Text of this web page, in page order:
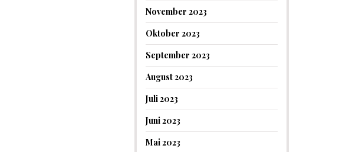
November 2023
Oktober 2023
September 2023
August 2023
Juli 2023
Juni 2023
Mai 2023